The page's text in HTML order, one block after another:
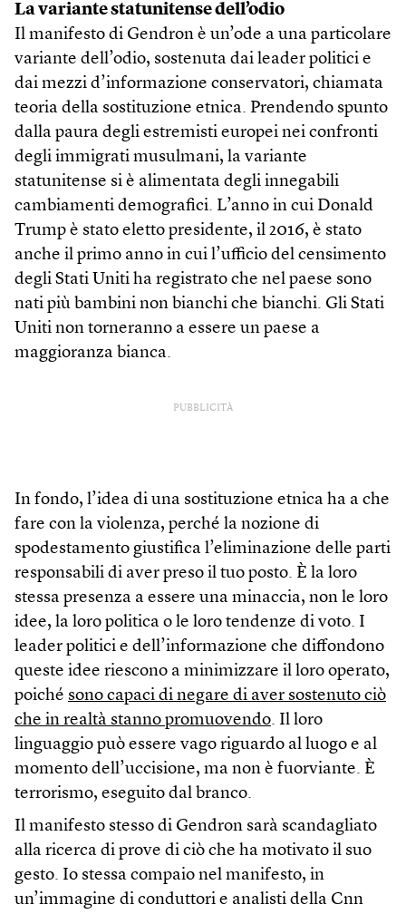
La variante statunitense dell’odio
Il manifesto di Gendron è un’ode a una particolare
variante dell’odio, sostenuta dai leader politici e
dai mezzi d’informazione conservatori, chiamata
teoria della sostituzione etnica. Prendendo spunto
dalla paura degli estremisti europei nei confronti
degli immigrati musulmani, la variante
statunitense si è alimentata degli innegabili
cambiamenti demografici. L’anno in cui Donald
Trump è stato eletto presidente, il 2016, è stato
anche il primo anno in cui l’ufficio del censimento
degli Stati Uniti ha registrato che nel paese sono
nati più bambini non bianchi che bianchi. Gli Stati
Uniti non torneranno a essere un paese a
maggioranza bianca.
PUBBLICITÀ
In fondo, l’idea di una sostituzione etnica ha a che
fare con la violenza, perché la nozione di
spodestamento giustifica l’eliminazione delle parti
responsabili di aver preso il tuo posto. È la loro
stessa presenza a essere una minaccia, non le loro
idee, la loro politica o le loro tendenze di voto. I
leader politici e dell’informazione che diffondono
queste idee riescono a minimizzare il loro operato,
poiché sono capaci di negare di aver sostenuto ciò
che in realtà stanno promuovendo. Il loro
linguaggio può essere vago riguardo al luogo e al
momento dell’uccisione, ma non è fuorviante. È
terrorismo, eseguito dal branco.
Il manifesto stesso di Gendron sarà scandagliato
alla ricerca di prove di ciò che ha motivato il suo
gesto. Io stessa compaio nel manifesto, in
un’immagine di conduttori e analisti della Cnn